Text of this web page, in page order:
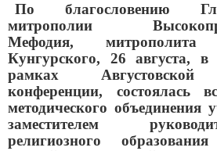
По благословению
митрополии
Мефодия,
Кунгурского, 26 августа,
рамках Августовской
конференции, состоялась
методического
заместителем
религиозного